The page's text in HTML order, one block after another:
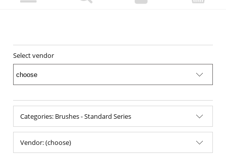
Select vendor
Categories: Brushes - Standard Series
Vendor: (choose)